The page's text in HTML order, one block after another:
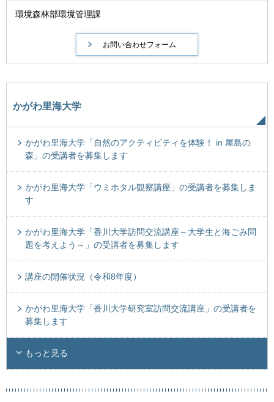
環境森林部環境管理課
かがわ里海大学
かがわ里海大学「自然のアクティビティを体験！ in 屋島の
森」の受講者を募集します
かがわ里海大学「ウミホタル観察講座」の受講者を募集しま
す
かがわ里海大学「香川大学訪問交流講座～大学生と海ごみ問
題を考えよう～」の受講者を募集します
講座の開催状況（令和8年度）
かがわ里海大学「香川大学研究室訪問交流講座」の受講者を
募集します
もっと見る